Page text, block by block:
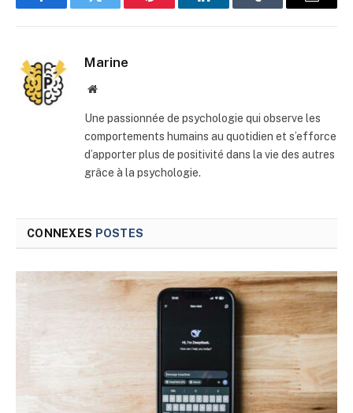
FacebookTwitter Pinterest LinkedInTumblr
E-
Marine
Site
Une passionnée de psychologie qui observe les
comportements humains au quotidien et s’efforce
d’apporter plus de positivité dans la vie des autres
grâce à la psychologie.
CONNEXES POSTES